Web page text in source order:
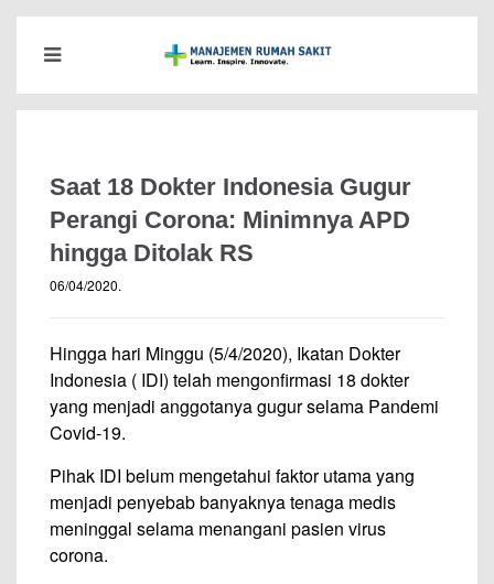
Saat 18 Dokter Indonesia Gugur
Perangi Corona: Minimnya APD
hingga Ditolak RS
06/04/2020.
Hingga hari Minggu (5/4/2020), Ikatan Dokter
Indonesia ( IDI) telah mengonfirmasi 18 dokter
yang menjadi anggotanya gugur selama Pandemi
Covid-19.
Pihak IDI belum mengetahui faktor utama yang
menjadi penyebab banyaknya tenaga medis
meninggal selama menangani pasien virus
corona.